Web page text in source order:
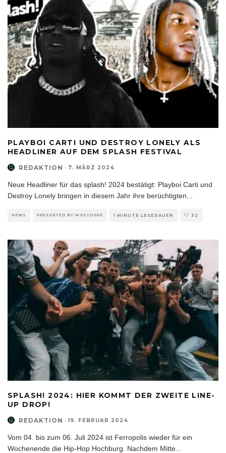
PLAYBOI CARTI UND DESTROY LONELY ALS
HEADLINER AUF DEM SPLASH FESTIVAL
REDAKTION · 7. MÄRZ 2024
Neue Headliner für das splash! 2024 bestätigt: Playboi Carti und
Destroy Lonely bringen in diesem Jahr ihre berüchtigten
NEWS PRESENTED BY MOSTDOPE 1 MINUTE LESEDAUER 32
SPLASH! 2024: HIER KOMMT DER ZWEITE LINE-
UP DROP!
REDAKTION · 19. FEBRUAR 2024
Vom 04. bis zum 06. Juli 2024 ist Ferropolis wieder für ein
Wochenende die Hip-Hop Hochburg. Nachdem Mitte